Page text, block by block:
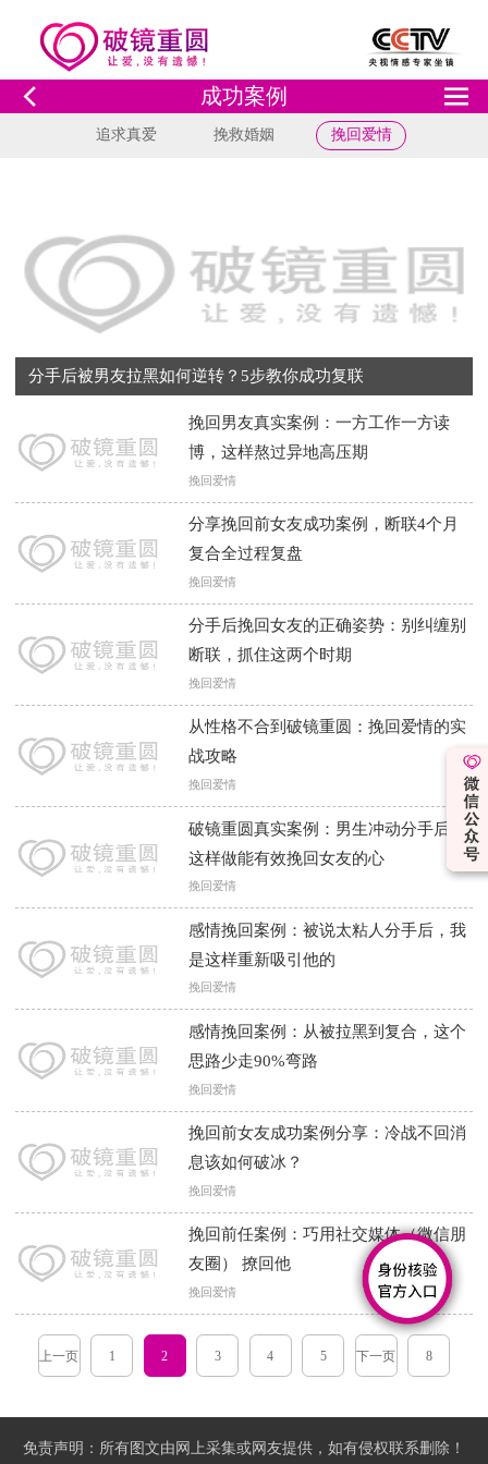
成功案例
追求真爱 挽救婚姻 挽回爱情
分手后被男友拉黑如何逆转？5步教你成功复联
挽回男友真实案例：一方工作一方读
博，这样熬过异地高压期
挽回爱情
分享挽回前女友成功案例，断联4个月
复合全过程复盘
挽回爱情
分手后挽回女友的正确姿势：别纠缠别
断联，抓住这两个时期
挽回爱情
从性格不合到破镜重圆：挽回爱情的实
战攻略
挽回爱情
破镜重圆真实案例：男生冲动分手后，
这样做能有效挽回女友的心
挽回爱情
感情挽回案例：被说太粘人分手后，我
是这样重新吸引他的
挽回爱情
感情挽回案例：从被拉黑到复合，这个
思路少走90%弯路
挽回爱情
挽回前女友成功案例分享：冷战不回消
息该如何破冰？
挽回爱情
挽回前任案例：巧用社交媒体（微信朋
友圈） 撩回他
挽回爱情
上一页 1 2 3 4 5 下一页 8
免责声明：所有图文由网上采集或网友提供，如有侵权联系删除！